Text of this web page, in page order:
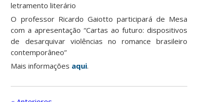
letramento literário
O professor Ricardo Gaiotto participará de Mesa
com a apresentação “Cartas ao futuro: dispositivos
de desarquivar violências no romance brasileiro
contemporâneo”
Mais informações aqui.